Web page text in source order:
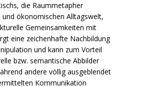
die Raummetapher
ökonomischen Alltagswelt,
Gemeinsamkeiten mit
eine zeichenhafte Nachbildung
und kann zum Vorteil
bzw. semantische Abbilder
andere völlig ausgeblendet
Kommunikation